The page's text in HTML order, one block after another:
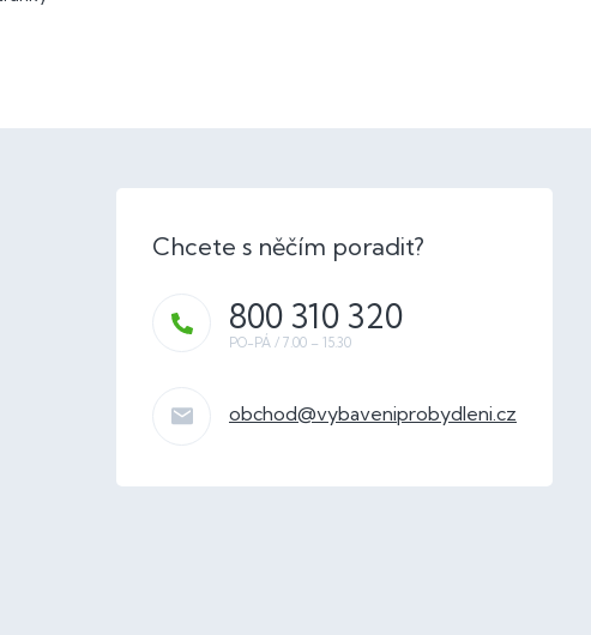
obchod@vybaveniprobydleni.cz
800 310 320